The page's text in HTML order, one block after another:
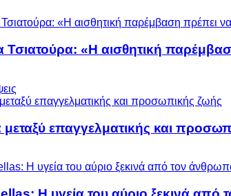
Τσιατούρα: «Η αισθητική
μεταξύ επαγγελματικής και